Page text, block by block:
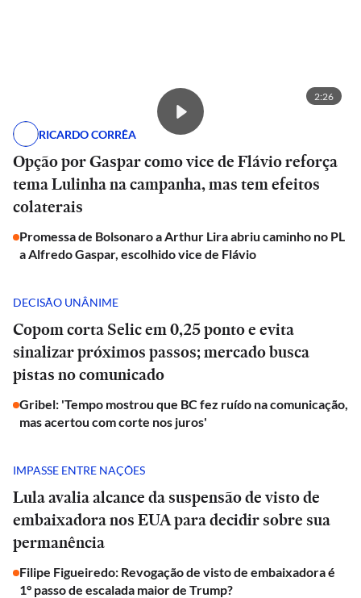
2:26
RICARDO CORRÊA
Opção por Gaspar como vice de Flávio reforça
tema Lulinha na campanha, mas tem efeitos
colaterais
Promessa de Bolsonaro a Arthur Lira abriu caminho no PL
a Alfredo Gaspar, escolhido vice de Flávio
DECISÃO UNÂNIME
Copom corta Selic em 0,25 ponto e evita
sinalizar próximos passos; mercado busca
pistas no comunicado
Gribel: 'Tempo mostrou que BC fez ruído na comunicação,
mas acertou com corte nos juros'
IMPASSE ENTRE NAÇÕES
Lula avalia alcance da suspensão de visto de
embaixadora nos EUA para decidir sobre sua
permanência
Filipe Figueiredo: Revogação de visto de embaixadora é
1° passo de escalada maior de Trump?